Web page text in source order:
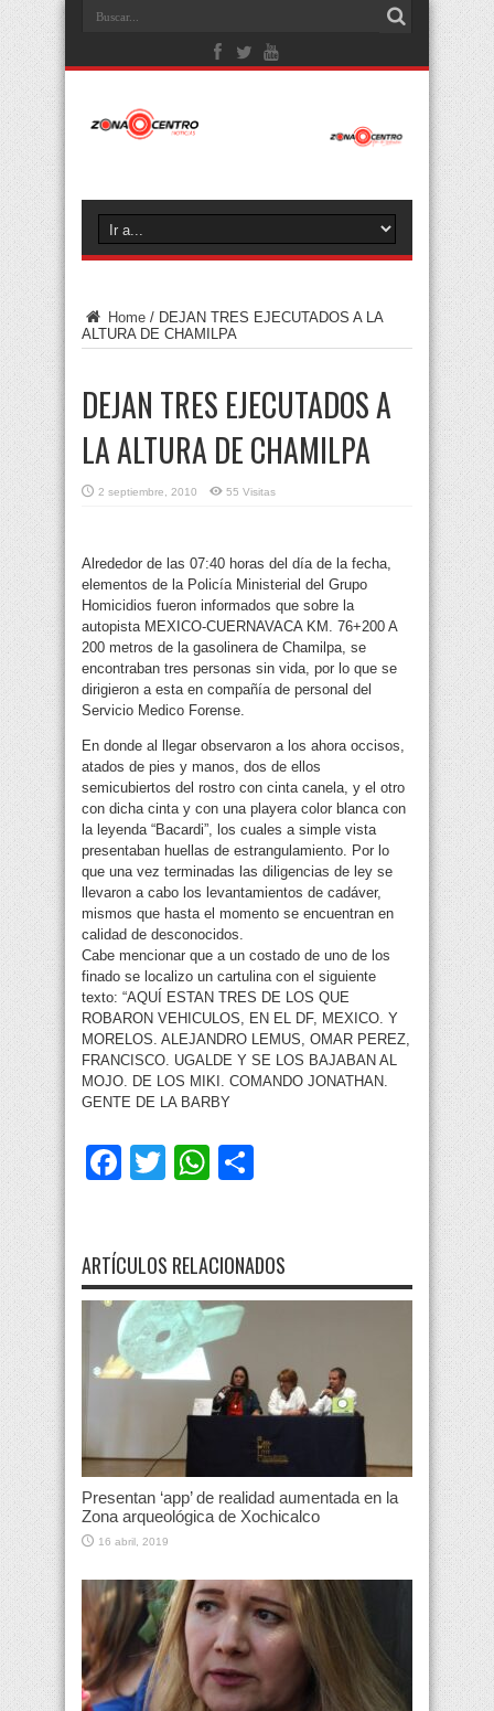
Home / DEJAN TRES EJECUTADOS A LA
ALTURA DE CHAMILPA
DEJAN TRES EJECUTADOS A
LA ALTURA DE CHAMILPA
2 septiembre, 2010 55 Visitas
Alrededor de las 07:40 horas del día de la fecha,
elementos de la Policía Ministerial del Grupo
Homicidios fueron informados que sobre la
autopista MEXICO-CUERNAVACA KM. 76+200 A
200 metros de la gasolinera de Chamilpa, se
encontraban tres personas sin vida, por lo que se
dirigieron a esta en compañía de personal del
Servicio Medico Forense.
En donde al llegar observaron a los ahora occisos,
atados de pies y manos, dos de ellos
semicubiertos del rostro con cinta canela, y el otro
con dicha cinta y con una playera color blanca con
la leyenda “Bacardi”, los cuales a simple vista
presentaban huellas de estrangulamiento. Por lo
que una vez terminadas las diligencias de ley se
llevaron a cabo los levantamientos de cadáver,
mismos que hasta el momento se encuentran en
calidad de desconocidos.
Cabe mencionar que a un costado de uno de los
finado se localizo un cartulina con el siguiente
texto: “AQUÍ ESTAN TRES DE LOS QUE
ROBARON VEHICULOS, EN EL DF, MEXICO. Y
MORELOS. ALEJANDRO LEMUS, OMAR PEREZ,
FRANCISCO. UGALDE Y SE LOS BAJABAN AL
MOJO. DE LOS MIKI. COMANDO JONATHAN.
GENTE DE LA BARBY
Facebook
TwitterWhatsApp
ARTÍCULOS RELACIONADOS
Presentan ‘app’ de realidad aumentada en la
Zona arqueológica de Xochicalco
16 abril, 2019